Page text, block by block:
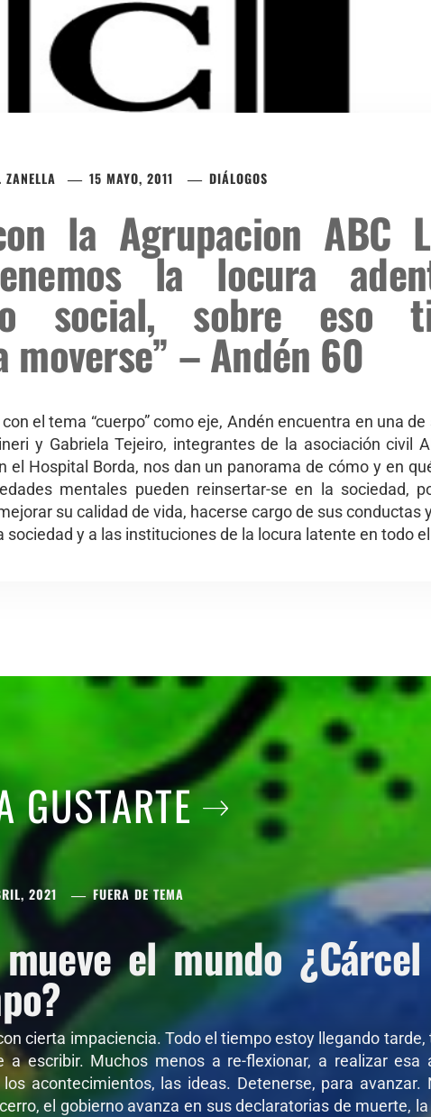
ZANELLA 15 MAYO, 2011 DIÁLOGOS
la Agrupacion ABC
la locura
social, sobre eso
moverse” – Andén 60
el tema “cuerpo” como eje, Andén encuentra en una
y Gabriela Tejeiro, integrantes de la asociación civil
el Hospital Borda, nos dan un panorama de cómo y en
mentales pueden reinsertar-se en la sociedad,
su calidad de vida, hacerse cargo de sus conductas
sociedad y a las instituciones de la locura latente en todo
GUSTARTE
2021 FUERA DE TEMA
el mundo
cierta impaciencia. Todo el tiempo estoy llegando
a escribir. Muchos menos a re-flexionar, a realizar
acontecimientos, las ideas. Detenerse, para
el gobierno avanza en sus declaratorias de muerte,